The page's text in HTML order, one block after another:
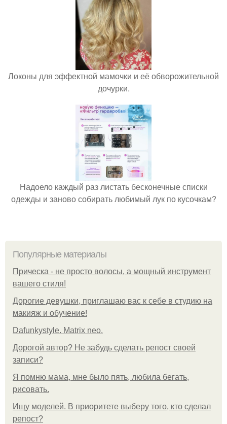
Локоны для эффектной мамочки и её обворожительной
дочурки.
Надоело каждый раз листать бесконечные списки
одежды и заново собирать любимый лук по кусочкам?
Популярные материалы
Прическа - не просто волосы, а мощный инструмент
вашего стиля!
Дорогие девушки, приглашаю вас к себе в студию на
макияж и обучение!
Dafunkystyle. Matrix neo.
Дорогой автор? Не забудь сделать репост своей
записи?
Я помню мама, мне было пять, любила бегать,
рисовать.
Ищу моделей. В приоритете выберу того, кто сделал
репост?